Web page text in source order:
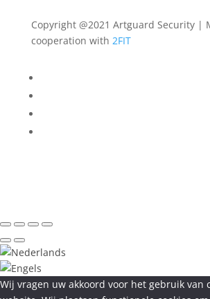
Copyright @2021 Artguard Security |
cooperation with 2FIT
Wij vragen uw akkoord voor het gebruik van